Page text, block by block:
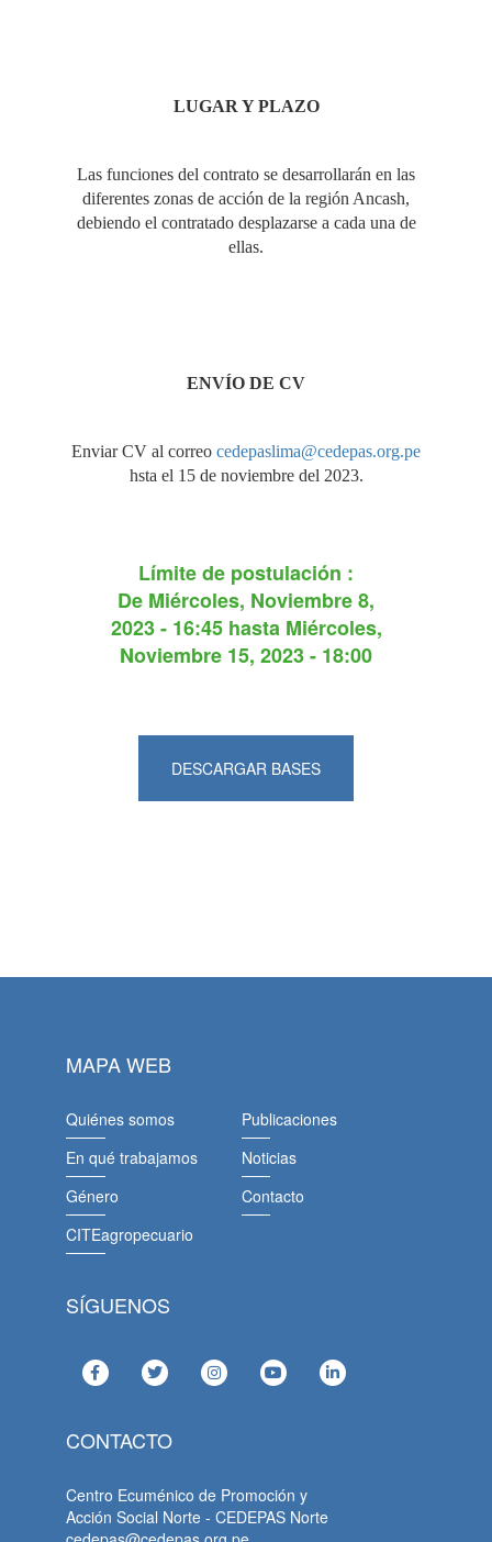
LUGAR Y PLAZO
Las funciones del contrato se desarrollarán en las
diferentes zonas de acción de la región Ancash,
debiendo el contratado desplazarse a cada una de
ellas.
ENVÍO DE CV
Enviar CV al correo cedepaslima@cedepas.org.pe
hsta el 15 de noviembre del 2023.
Límite de postulación :
De Miércoles, Noviembre 8,
2023 - 16:45hasta Miércoles,
Noviembre 15, 2023 - 18:00
DESCARGAR BASES
MAPA WEB
Quiénes somos
En qué trabajamos
Género
CITEagropecuario
Publicaciones
Noticias
Contacto
SÍGUENOS
CONTACTO
Centro Ecuménico de Promoción y
Acción Social Norte - CEDEPAS Norte